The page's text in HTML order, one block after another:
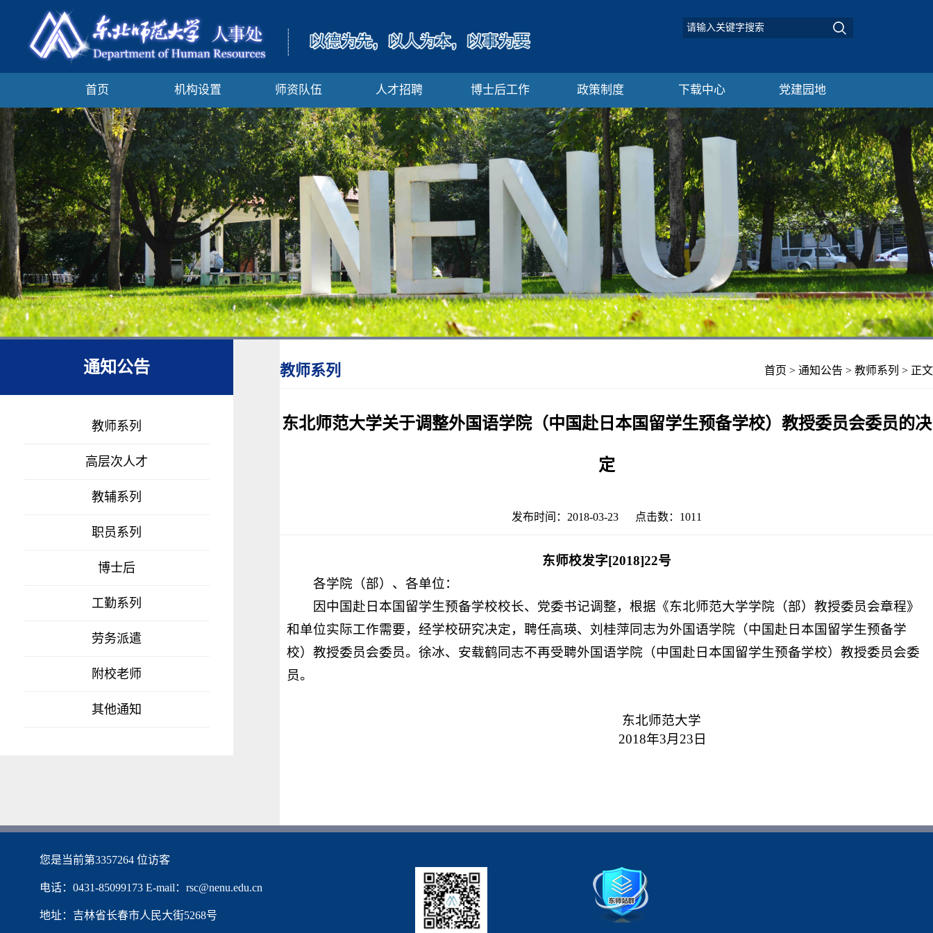
首页 机构设置 师资队伍 人才招聘 博士后工作 政策制度 下载中心 党建园地
通知公告
教师系列
高层次人才
教辅系列
职员系列
博士后
工勤系列
劳务派遣
附校老师
其他通知
教师系列 首页 > 通知公告 > 教师系列 > 正文
东北师范大学关于调整外国语学院（中国赴日本国留学生预备学校）教授委员会委员的决
定
发布时间：2018-03-23 点击数： 1011
东师校发字[2018]22号
各学院（部）、各单位：
因中国赴日本国留学生预备学校校长、党委书记调整，根据《东北师范大学学院（部）教授委员会章程》
和单位实际工作需要，经学校研究决定，聘任高瑛、刘桂萍同志为外国语学院（中国赴日本国留学生预备学
校）教授委员会委员。徐冰、安载鹤同志不再受聘外国语学院（中国赴日本国留学生预备学校）教授委员会委
员。
东北师范大学
2018年3月23日
您是当前第3357264 位访客
电话：0431-85099173 E-mail：rsc@nenu.edu.cn
地址：吉林省长春市人民大街5268号